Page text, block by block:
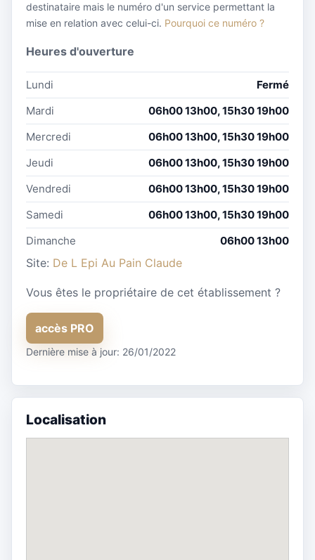
destinataire mais le numéro d'un service permettant la
mise en relation avec celui-ci. Pourquoi ce numéro ?
Heures d'ouverture
Lundi
Fermé
Mardi
06h00 13h00, 15h30 19h00
Mercredi
06h00 13h00, 15h30 19h00
Jeudi
06h00 13h00, 15h30 19h00
Vendredi
06h00 13h00, 15h30 19h00
Samedi
06h00 13h00, 15h30 19h00
Dimanche
06h00 13h00
Site: De L Epi Au Pain Claude
Vous êtes le propriétaire de cet établissement ?
accès PRO
Dernière mise à jour: 26/01/2022
Localisation